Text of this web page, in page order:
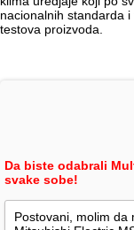
nacionalnih standarda
testova proizvoda.
Da biste odabrali
svake sobe!